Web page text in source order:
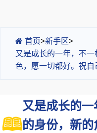
首页>新手区>
又是成长的一年，不
色，愿一切都好。祝自
又是成长的
的身份，新